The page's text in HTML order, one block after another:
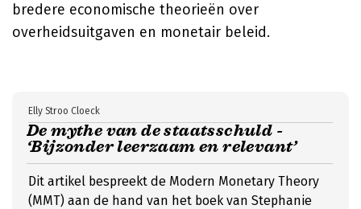
bredere economische theorieën over
overheidsuitgaven en monetair beleid.
De mythe van de staatsschuld -
‘Bijzonder leerzaam en relevant’
Elly Stroo Cloeck
Dit artikel bespreekt de Modern Monetary Theory
(MMT) aan de hand van het boek van Stephanie